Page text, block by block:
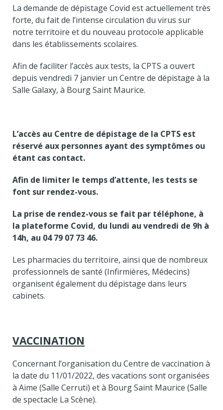
La demande de dépistage Covid est actuellement très
forte, du fait de l’intense circulation du virus sur
notre territoire et du nouveau protocole applicable
dans les établissements scolaires.
Afin de faciliter l’accès aux tests, la CPTS a ouvert
depuis vendredi 7 janvier un Centre de dépistage à la
Salle Galaxy, à Bourg Saint Maurice.
L’accès au Centre de dépistage de la CPTS est
réservé aux personnes ayant des symptômes ou
étant cas contact.
Afin de limiter le temps d’attente, les tests se
font sur rendez-vous.
La prise de rendez-vous se fait par téléphone, à
la plateforme Covid, du lundi au vendredi de 9h à
14h, au 04 79 07 73 46.
Les pharmacies du territoire, ainsi que de nombreux
professionnels de santé (Infirmières, Médecins)
organisent également du dépistage dans leurs
cabinets.
VACCINATION
Concernant l’organisation du Centre de vaccination à
la date du 11/01/2022, des vacations sont organisées
à Aime (Salle Cerruti) et à Bourg Saint Maurice (Salle
de spectacle La Scène).